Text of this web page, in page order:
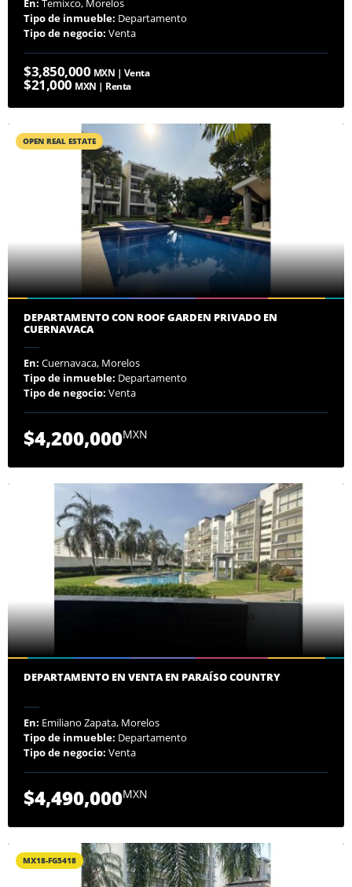
En: Temixco, Morelos
Tipo de inmueble: Departamento
Tipo de negocio: Venta
$3,850,000 MXN | Venta
$21,000 MXN | Renta
OPEN REAL ESTATE
DEPARTAMENTO CON ROOF GARDEN PRIVADO EN
CUERNAVACA
En: Cuernavaca, Morelos
Tipo de inmueble: Departamento
Tipo de negocio: Venta
$4,200,000MXN
DEPARTAMENTO EN VENTA EN PARAÍSO COUNTRY
En: Emiliano Zapata, Morelos
Tipo de inmueble: Departamento
Tipo de negocio: Venta
$4,490,000MXN
MX18-FG5418